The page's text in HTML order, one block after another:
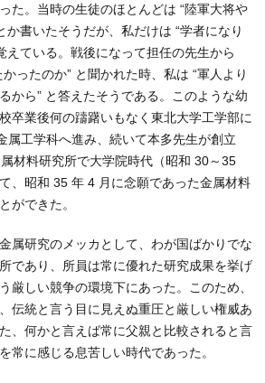
た。当時の生徒のほとんどは “陸軍大将や
か書いたそうだが、私だけは “学者になり
えている。戦後になって担任の先生から
ったのか” と聞かれた時、私は “軍人より
から” と答えたそうである。このような幼
卒業後何の躊躇いもなく東北大学工学部に
属工学科へ進み、続いて本多先生が創立
属材料研究所で大学院時代（昭和 30～35
、昭和 35 年 4 月に念願であった金属材料
ができた。
属研究のメッカとして、わが国ばかりでな
であり、所員は常に優れた研究成果を挙げ
厳しい競争の環境下にあった。このため、
伝統と言う目に見えぬ重圧と厳しい権威あ
、何かと言えば常に父親と比較されると言
常に感じる息苦しい時代であった。